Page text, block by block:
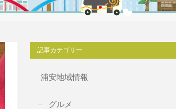
記事カテゴリー
浦安地域情報
グルメ